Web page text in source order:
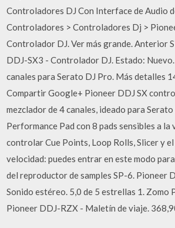
Controladores DJ Con Interface de Audio
Controladores > Controladores Dj >
Controlador DJ. Ver más grande. Anterior
DDJ-SX3 - Controlador DJ. Estado:
canales para Serato DJ Pro. Más detalles
Compartir Google+ Pioneer DDJ SX
mezclador de 4 canales, ideado para Serato
Performance Pad con 8 pads sensibles a la
controlar Cue Points, Loop Rolls, Slicer y
velocidad: puedes entrar en este modo
del reproductor de samples SP-6. Pioneer
Sonido estéreo. 5,0 de 5 estrellas 1. Zomo
Pioneer DDJ-RZX - Maletín de viaje.